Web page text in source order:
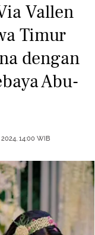
Vallen
Timur
dengan
Abu-
14:00 WIB